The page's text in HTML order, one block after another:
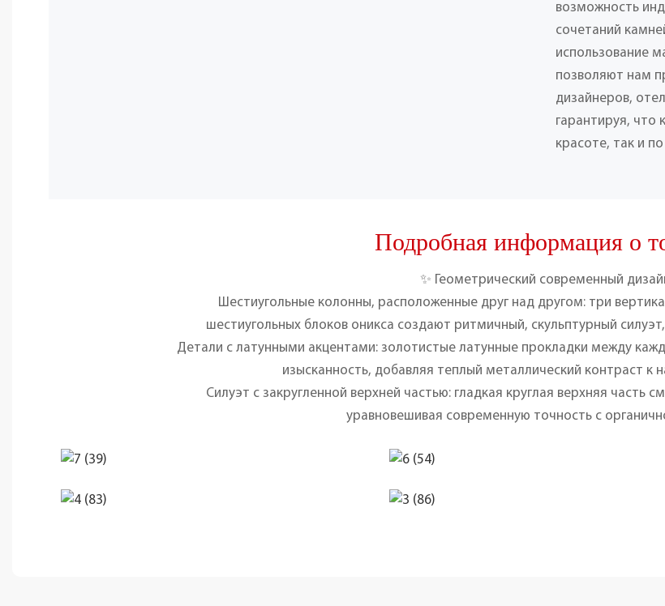
возможность
сочетаний
использование
позволяют нам
дизайнеров,
гарантируя, что
красоте, так и
Подробная информация о
✨ Геометрический современный
Шестиугольные колонны, расположенные друг над другом: три
шестиугольных блоков оникса создают ритмичный, скульптурный
Детали с латунными акцентами: золотистые латунные прокладки между
изысканность, добавляя теплый металлический контраст к
Силуэт с закругленной верхней частью: гладкая круглая верхняя часть
уравновешивая современную точность с